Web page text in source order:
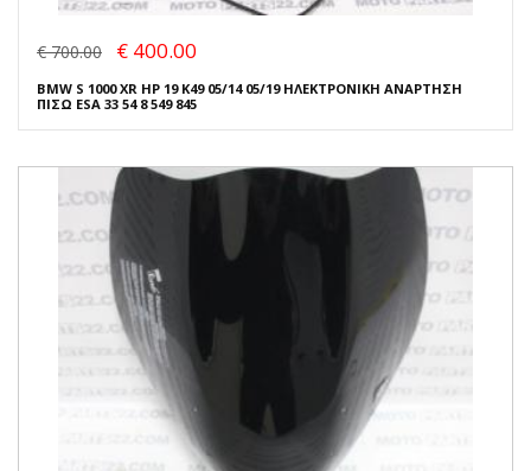
€ 700.00 € 400.00
BMW S 1000 XR HP 19 K49 05/14 05/19 ΗΛΕΚΤΡΟΝΙΚΗ ΑΝΑΡΤΗΣΗ
ΠΙΣΩ ESA 33 54 8 549 845